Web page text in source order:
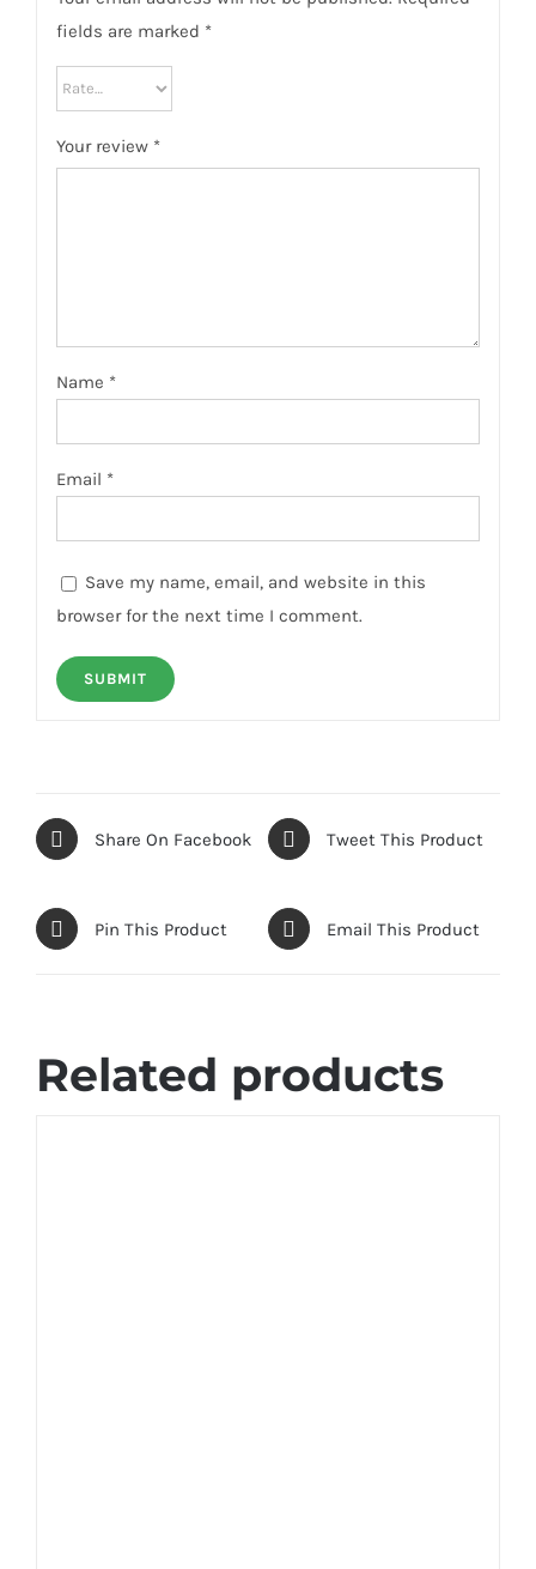
fields are marked *
Your review *
Name *
Email *
Save my name, email, and website in this
browser for the next time I comment.
Share On Facebook Tweet This Product
Pin This Product Email This Product
Related products